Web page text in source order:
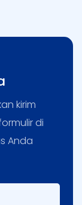
kirim
di
Anda